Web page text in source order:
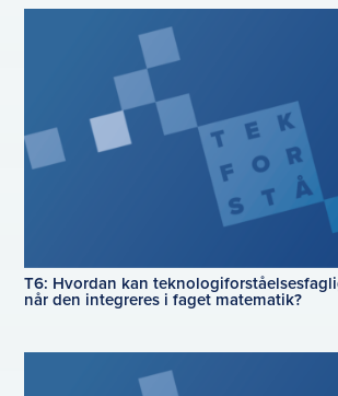
T6: Hvordan kan
når den integreres i faget matematik?